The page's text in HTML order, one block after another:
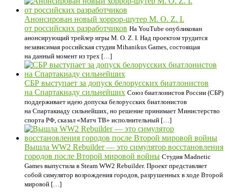
Анонсирован новый хоррор-шутер M. O. Z. I.
от российских разработчиков На YouTube опубликован
анонсирующий трейлер игры M. O. Z. I. Над проектом трудится
независимая российская студия Mihanikus Games, состоящая
на данный момент из трех […]
СБР выступает за допуск белорусских биатлонистов
на Спартакиаду сильнейших Союз биатлонистов России (СБР)
поддерживает идею допуска белорусских биатлонистов
на Спартакиаду сильнейших, но решение принимает Министерство
спорта РФ, сказал «Матч ТВ» исполнительный […]
Вышла WW2 Rebuilder — это симулятор восстановления
городов после Второй мировой войны Студия Madnetic
Games выпустила в Steam WW2 Rebuilder. Проект представляет
собой симулятор возрождения городов, разрушенных в ходе Второй
мировой […]